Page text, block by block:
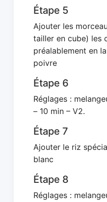
Étape 5
Ajouter les
tailler en cube) les
préalablement en
poivre
Étape 6
Réglages :
– 10 min – V2.
Étape 7
Ajouter le riz
blanc
Étape 8
Réglages :